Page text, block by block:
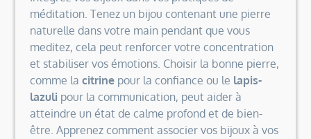
méditation. Tenez un bijou contenant une pierre
naturelle dans votre main pendant que vous
meditez, cela peut renforcer votre concentration
et stabiliser vos émotions. Choisir la bonne pierre,
comme la citrinepour la confiance ou le lapis-
lazuli pour la communication, peut aider à
atteindre un état de calme profond et de bien-
être. Apprenez comment associer vos bijoux à vos